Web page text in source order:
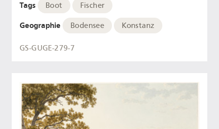
Tags Boot Fischer
Geographie Bodensee Konstanz
GS-GUGE-279-7